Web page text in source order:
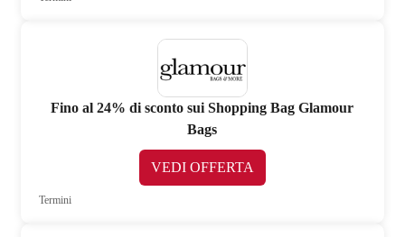
Fino al 24% di sconto sui Shopping Bag Glamour
Bags
VEDI OFFERTA
Termini